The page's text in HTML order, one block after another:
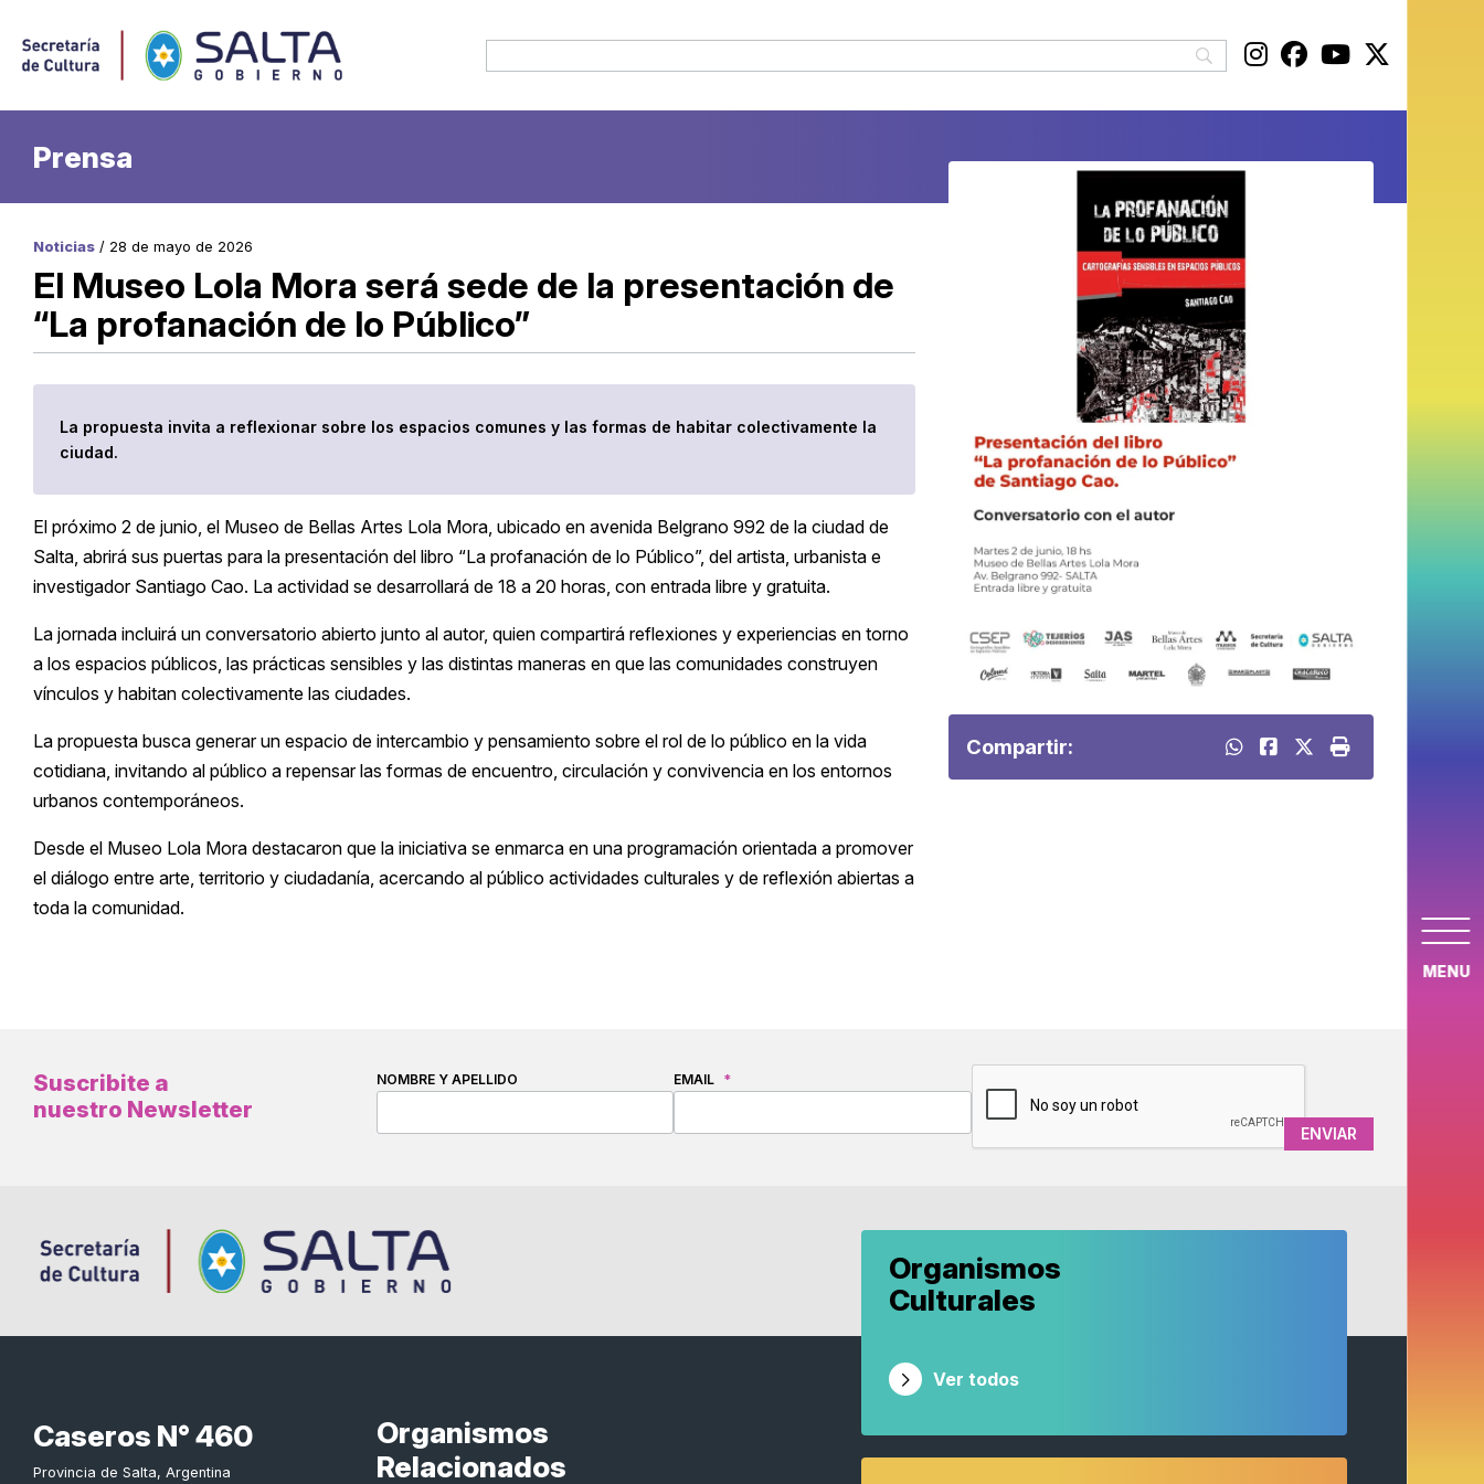
MENU
Prensa
Noticias / 28 de mayo de 2026
El Museo Lola Mora será sede de la presentación de
“La profanación de lo Público”
La propuesta invita a reflexionar sobre los espacios comunes y las formas de habitar colectivamente la
ciudad.
El próximo 2 de junio, el Museo de Bellas Artes Lola Mora, ubicado en avenida Belgrano 992 de la ciudad de
Salta, abrirá sus puertas para la presentación del libro “La profanación de lo Público”, del artista, urbanista e
investigador Santiago Cao. La actividad se desarrollará de 18 a 20 horas, con entrada libre y gratuita.
La jornada incluirá un conversatorio abierto junto al autor, quien compartirá reflexiones y experiencias en torno
a los espacios públicos, las prácticas sensibles y las distintas maneras en que las comunidades construyen
vínculos y habitan colectivamente las ciudades.
La propuesta busca generar un espacio de intercambio y pensamiento sobre el rol de lo público en la vida
cotidiana, invitando al público a repensar las formas de encuentro, circulación y convivencia en los entornos
urbanos contemporáneos.
Desde el Museo Lola Mora destacaron que la iniciativa se enmarca en una programación orientada a promover
el diálogo entre arte, territorio y ciudadanía, acercando al público actividades culturales y de reflexión abiertas a
toda la comunidad.
Compartir:
Suscribite a
nuestro Newsletter
NOMBRE Y APELLIDO EMAIL *
Caseros N° 460
Provincia de Salta, Argentina
Organismos
Relacionados
Organismos
Culturales
Ver todos